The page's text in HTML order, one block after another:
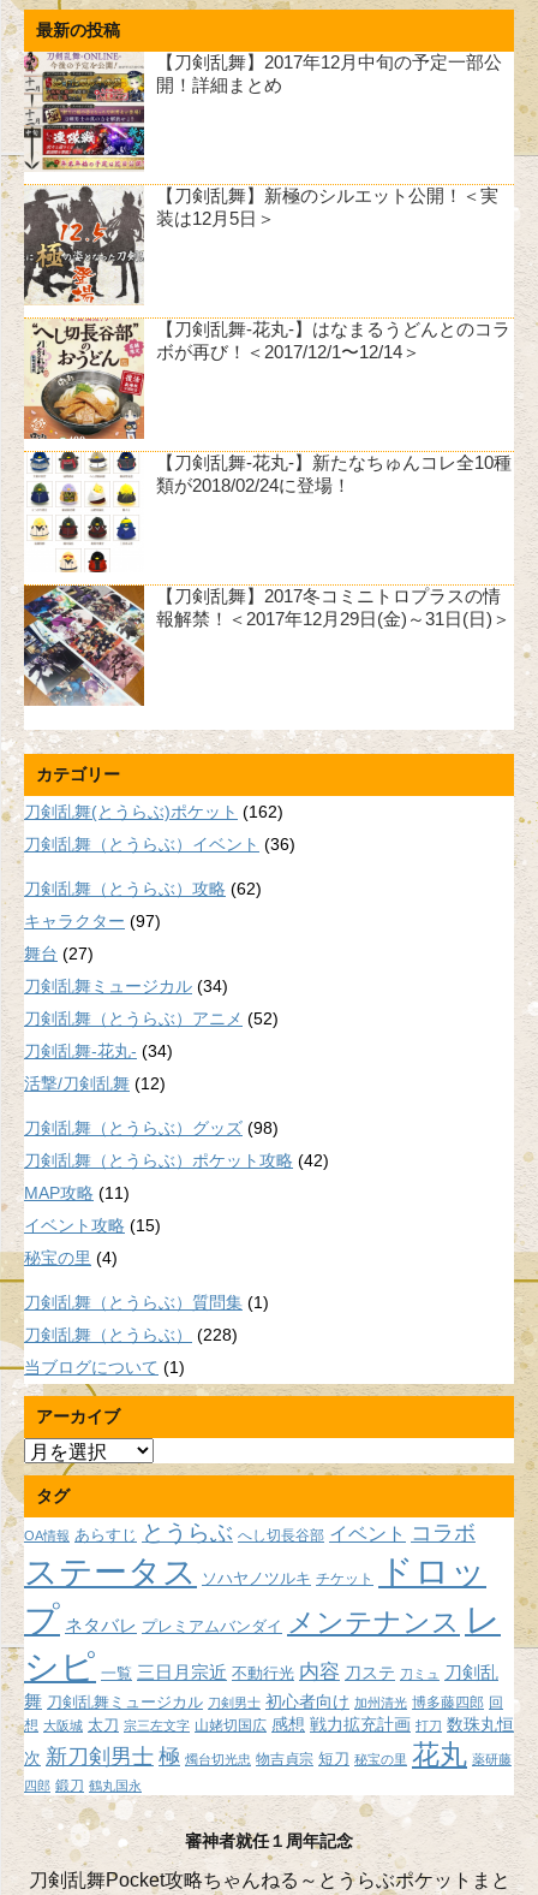
最新の投稿
【刀剣乱舞】2017年12月中旬の予定一部公
開！詳細まとめ
【刀剣乱舞】新極のシルエット公開！＜実
装は12月5日＞
【刀剣乱舞-花丸-】はなまるうどんとのコラ
ボが再び！＜2017/12/1〜12/14＞
【刀剣乱舞-花丸-】新たなちゅんコレ全10種
類が2018/02/24に登場！
【刀剣乱舞】2017冬コミニトロプラスの情
報解禁！＜2017年12月29日(金)～31日(日)＞
カテゴリー
刀剣乱舞(とうらぶ)ポケット (162)
刀剣乱舞（とうらぶ）イベント (36)
刀剣乱舞（とうらぶ）攻略 (62)
キャラクター (97)
舞台 (27)
刀剣乱舞ミュージカル (34)
刀剣乱舞（とうらぶ）アニメ (52)
刀剣乱舞-花丸- (34)
活撃/刀剣乱舞 (12)
刀剣乱舞（とうらぶ）グッズ (98)
刀剣乱舞（とうらぶ）ポケット攻略 (42)
MAP攻略 (11)
イベント攻略 (15)
秘宝の里 (4)
刀剣乱舞（とうらぶ）質問集 (1)
刀剣乱舞（とうらぶ）
(228)
当ブログについて (1)
アーカイブ
ア
ー
カ
イ
ブ
タグ
OA情報 あらすじ とうらぶ へし切長谷部 イベント コラボ
ステータス ソハヤノツルキ チケット
ドロッ
プ ネタバレ プレミアムバンダイ メンテナンス レ
シピ 一覧 三日月宗近 不動行光 内容 刀ステ 刀ミュ
刀剣乱
舞 刀剣乱舞ミュージカル 刀剣男士 初心者向け 加州清光 博多藤四郎 回
想 大阪城 太刀 宗三左文字 山姥切国広 感想 戦力拡充計画 打刀 数珠丸恒
次 新刀剣男士 極 燭台切光忠 物吉貞宗 短刀 秘宝の里 花丸 薬研藤
四郎 鍛刀 鶴丸国永
審神者就任１周年記念
刀剣乱舞Pocket攻略ちゃんねる～とうらぶポケットまと